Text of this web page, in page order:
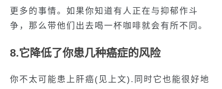
更多的事情。如果你知道有人正在与抑郁作斗
争，那么带他们出去喝一杯咖啡就会有所不同。
8.它降低了你患几种癌症的风险
你不太可能患上肝癌(见上文).同时它也能很好地